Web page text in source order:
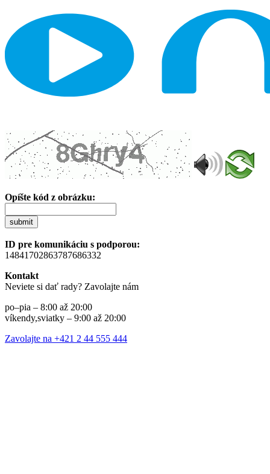
Opíšte kód z obrázku:
submit
ID pre komunikáciu s podporou:
14841702863787686332
Kontakt
Neviete si dať rady? Zavolajte nám
po–pia – 8:00 až 20:00
víkendy,sviatky – 9:00 až 20:00
Zavolajte na +421 2 44 555 444